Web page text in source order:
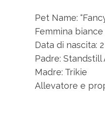
Pet Name:
Femmina
Data di nascita:
Padre:
Madre: Trikie
Allevatore e